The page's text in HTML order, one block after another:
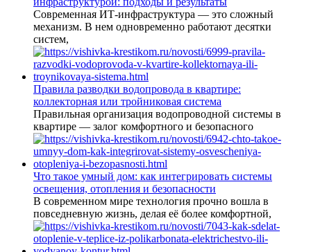
Современная ИТ-инфраструктура — это сложный
механизм. В нем одновременно работают десятки
систем,
Правила разводки водопровода в квартире:
коллекторная или тройниковая система
Правильная организация водопроводной системы в
квартире — залог комфортного и безопасного
Что такое умный дом: как интегрировать системы
освещения, отопления и безопасности
В современном мире технология прочно вошла в
повседневную жизнь, делая её более комфортной,